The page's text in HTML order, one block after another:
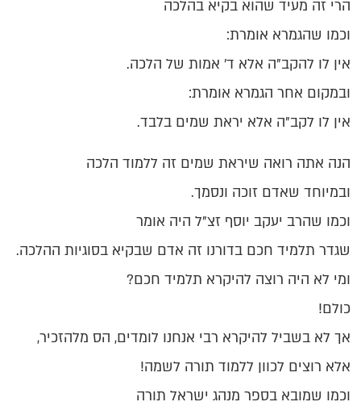
הרי זה מעיד שהוא בקיא בהלכה
וכמו שהגמרא אומרת:
אין לו להקב"ה אלא ד' אמות של הלכה.
ובמקום אחר הגמרא אומרת:
אין לו לקב"ה אלא יראת שמים בלבד.
הנה אתה רואה שיראת שמים זה ללמוד הלכה
ובמיוחד שאדם זוכה ונסמך.
וכמו שהרב יעקב יוסף זצ"ל היה אומר
שגדר תלמיד חכם בדורנו זה אדם שבקיא בסוגיות ההלכה.
ומי לא היה רוצה להיקרא תלמיד חכם?
כולם!
אך לא בשביל להיקרא רבי אנחנו לומדים, הס מלהזכיר,
אלא רוצים לכוון ללמוד תורה לשמה!
וכמו שמובא בספר מנהג ישראל תורה